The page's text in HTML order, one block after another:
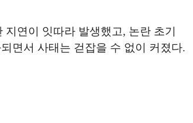
연이 잇따라 발생했고, 논란 초기
면서 사태는 걷잡을 수 없이 커졌다.